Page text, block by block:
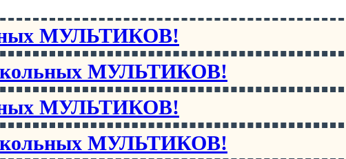
МУЛЬТИКОВ!
МУЛЬТИКОВ!
МУЛЬТИКОВ!
МУЛЬТИКОВ!